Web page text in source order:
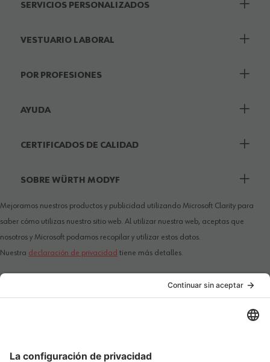
SERVICIOS PERSONALIZADOS
VESTUARIO LABORAL
POR PROFESIONES
AYUDA
CERTIFICADOS DE CALIDAD
SOBRE WÜRTH MODYF
Mejoramos nuestros productos y publicidad utilizando Microsoft Clarity para
saber cómo utilizas nuestro sitio web. Al utilizar nuestra web, aceptas que
nosotros y Microsoft podamos recopilar y utilizar estos datos.
Nuestra declaración de privacidad tiene más detalles.